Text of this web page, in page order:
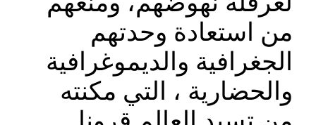
من استعادة وحدتهم
الجغرافية والديموغرافية
والحضارية ، التي مكنته